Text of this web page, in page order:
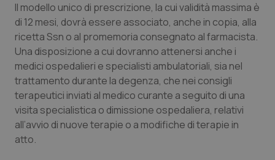
Quotidiano Cardiologia
Quotidiano Chirurgia
Quotidiano Oncologia
Quotidiano Pediatria
Rene & patologie urogenitali
Il modello unico di prescrizione, la cui validità massima è
di 12 mesi, dovrà essere associato, anche in copia, alla
ricetta Ssn o al promemoria consegnato al farmacista.
Una disposizione a cui dovranno attenersi anche i
medici ospedalieri e specialisti ambulatoriali, sia nel
trattamento durante la degenza, che nei consigli
terapeutici inviati al medico curante a seguito di una
visita specialistica o dimissione ospedaliera, relativi
all’avvio di nuove terapie o a modifiche di terapie in
atto.